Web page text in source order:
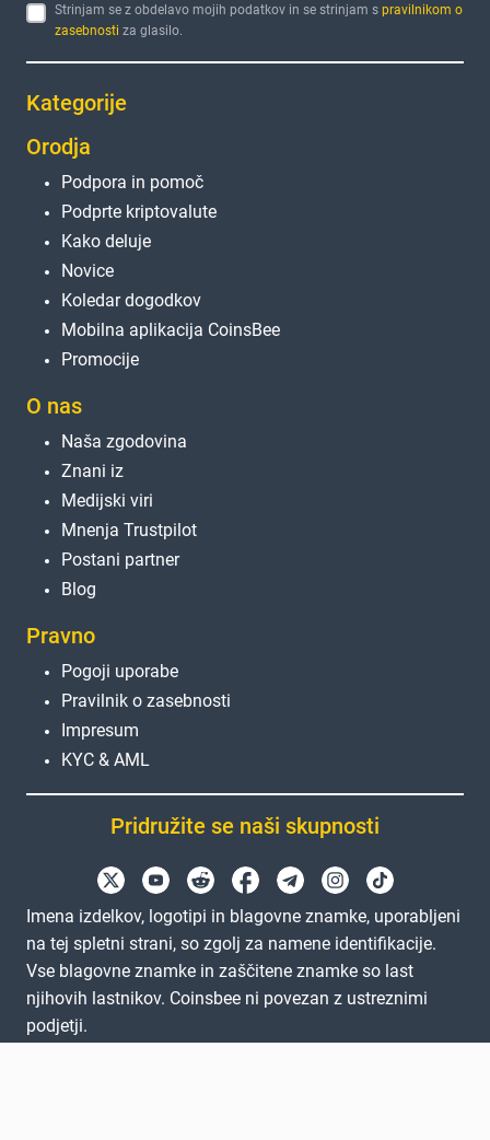
Strinjam se z obdelavo mojih podatkov in se strinjam spravilnikom o
zasebnosti za glasilo.
Kategorije
Orodja
Podpora in pomoč
Podprte kriptovalute
Kako deluje
Novice
Koledar dogodkov
Mobilna aplikacija CoinsBee
Promocije
O nas
Naša zgodovina
Znani iz
Medijski viri
Mnenja Trustpilot
Postani partner
Blog
Pravno
Pogoji uporabe
Pravilnik o zasebnosti
Impresum
KYC & AML
Pridružite se naši skupnosti
Imena izdelkov, logotipi in blagovne znamke, uporabljeni
na tej spletni strani, so zgolj za namene identifikacije.
Vse blagovne znamke in zaščitene znamke so last
njihovih lastnikov. Coinsbee ni povezan z ustreznimi
podjetji.